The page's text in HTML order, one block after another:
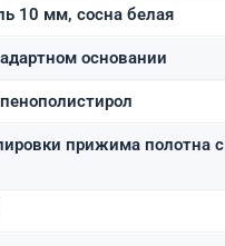
10 мм, сосна белая
основании
прижима полотна с